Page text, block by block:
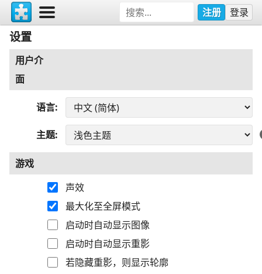
注册 登录
设置
用户介
面
语言
主题
游戏
声效
最大化至全屏模式
启动时自动显示图像
启动时自动显示重影
若隐藏重影，则显示轮廓